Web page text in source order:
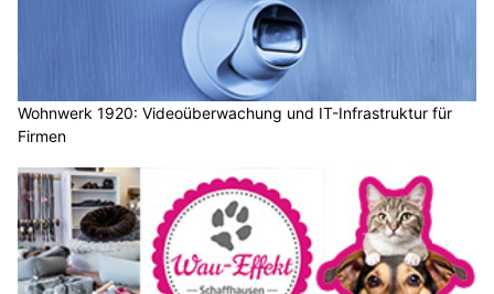
Wohnwerk 1920: Videoüberwachung und IT-Infrastruktur für
Firmen